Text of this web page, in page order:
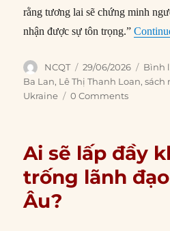
rằng tương lai sẽ chứng minh
nhận được sự tôn trọng.”
Author
NCQT
Posted
on
29/06/2026 Bình
Ba Lan, Lê Thị Thanh Loan,sách
Ukraine
0 Comments
Ai sẽ lấp đầy
trống lãnh
Âu?